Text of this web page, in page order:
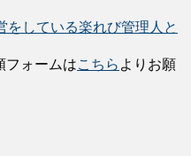
をしている楽れび管理人と
フォームはこちら よりお願